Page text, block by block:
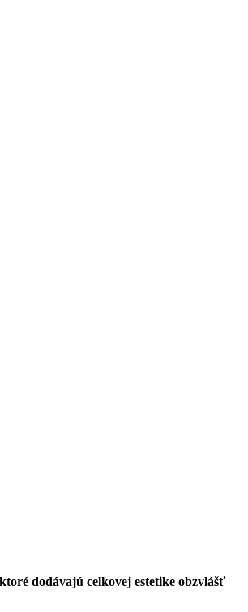
dodávajú celkovej estetike obzvlášť